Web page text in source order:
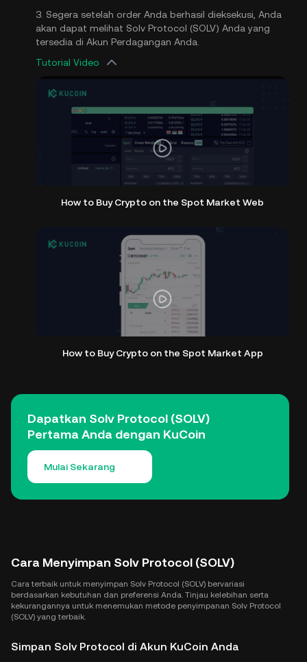
3. Segera setelah order Anda berhasil dieksekusi, Anda
akan dapat melihat Solv Protocol (SOLV) Anda yang
tersedia di Akun Perdagangan Anda.
Tutorial Video
How to Buy Crypto on the Spot Market Web
How to Buy Crypto on the Spot Market App
Dapatkan Solv Protocol (SOLV)
Pertama Anda dengan KuCoin
Mulai Sekarang
Cara Menyimpan Solv Protocol (SOLV)
Cara terbaik untuk menyimpan Solv Protocol (SOLV) bervariasi
berdasarkan kebutuhan dan preferensi Anda. Tinjau kelebihan serta
kekurangannya untuk menemukan metode penyimpanan Solv Protocol
(SOLV) yang terbaik.
Simpan Solv Protocol di Akun KuCoin Anda